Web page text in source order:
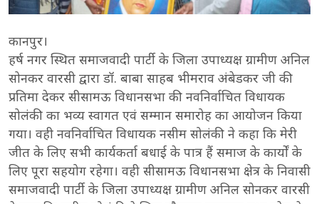
कानपुर।
हर्ष नगर स्थित समाजवादी पार्टी के जिला उपाध्यक्ष ग्रामीण अनिल
सोनकर वारसी द्वारा डॉ. बाबा साहब भीमराव अंबेडकर जी की
प्रतिमा देकर सीसामऊ विधानसभा की नवनिर्वाचित विधायक
सोलंकी का भव्य स्वागत एवं सम्मान समारोह का आयोजन किया
गया। वही नवनिर्वाचित विधायक नसीम सोलंकी ने कहा कि मेरी
जीत के लिए सभी कार्यकर्ता बधाई के पात्र हैं समाज के कार्यों के
लिए पूरा सहयोग रहेगा। वही सीसामऊ विधानसभा क्षेत्र के निवासी
समाजवादी पार्टी के जिला उपाध्यक्ष ग्रामीण अनिल सोनकर वारसी